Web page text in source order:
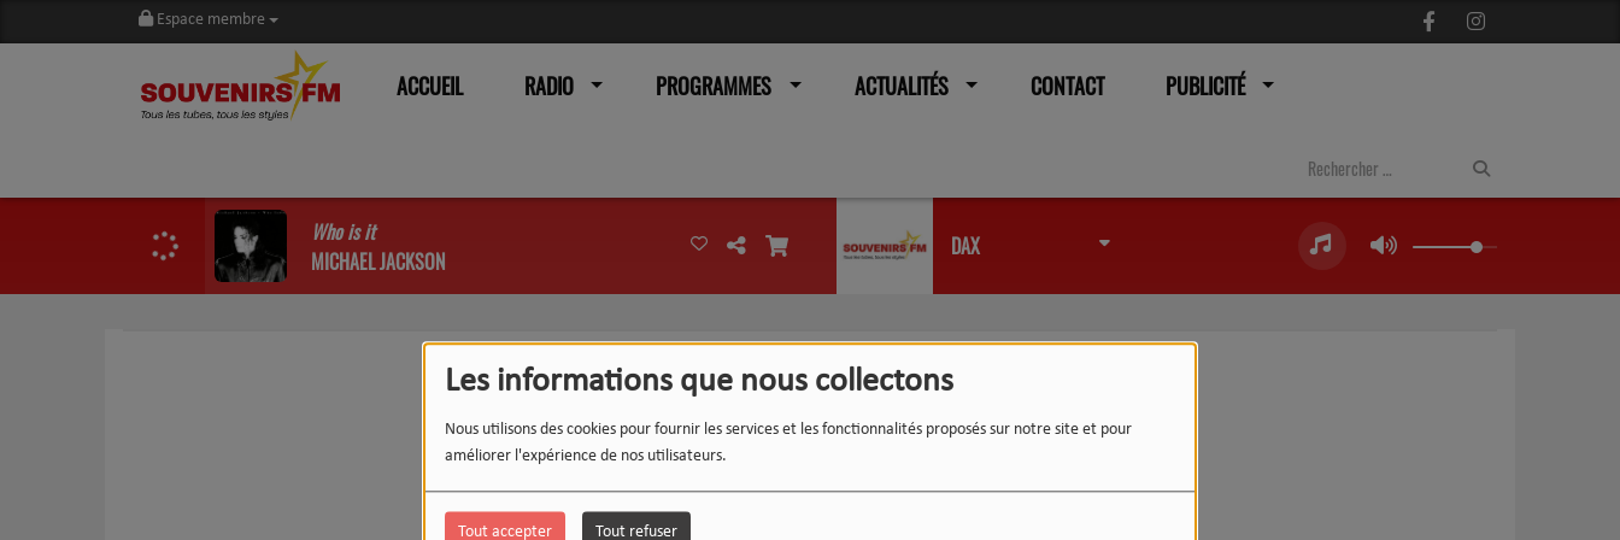
Les informations que nous collectons
Nous utilisons des cookies pour fournir les services et les fonctionnalités proposés sur notre site et pour
améliorer l'expérience de nos utilisateurs.
Tout accepter Tout refuser
Espace membre
ACCUEIL RADIO PROGRAMMES ACTUALITÉS CONTACT PUBLICITÉ
Who is it
MICHAEL JACKSON
DAX